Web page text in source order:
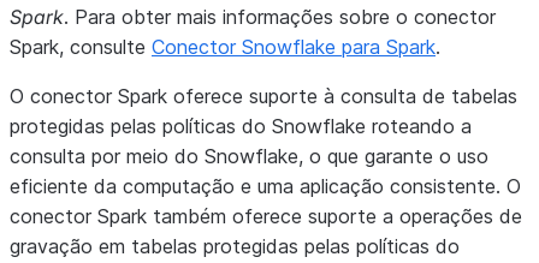
Spark. Para obter mais informações sobre o conector
Spark, consulte Conector Snowflake para Spark.
O conector Spark oferece suporte à consulta de tabelas
protegidas pelas políticas do Snowflake roteando a
consulta por meio do Snowflake, o que garante o uso
eficiente da computação e uma aplicação consistente. O
conector Spark também oferece suporte a operações de
gravação em tabelas protegidas pelas políticas do